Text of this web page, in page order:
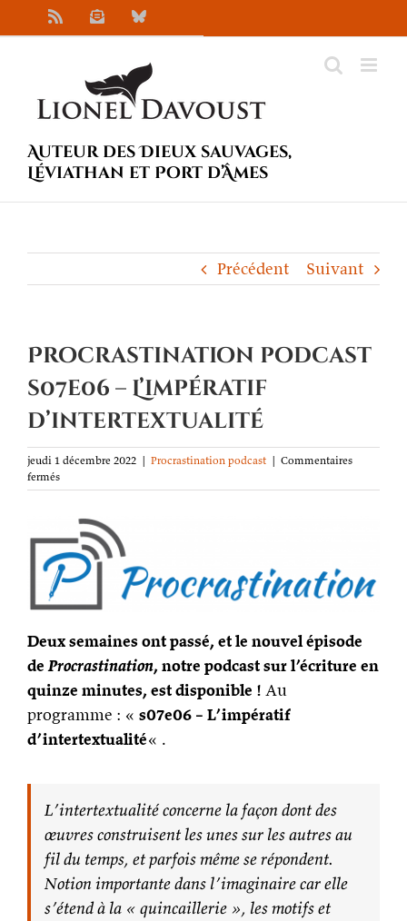
au
NewsletterBluesky
Auteur des Dieux sauvages,
Léviathan et Port d’Âmes
Précédent Suivant
Procrastination podcast
s07e06 – L’impératif
d’intertextualité
jeudi 1 décembre 2022 | Procrastination podcast | Commentaires
ferméssur
Procrastination
s07e06
–
L’impératif
d’intertextualité
Deux semaines ont passé, et le nouvel épisode
deProcrastination, notre podcast sur l’écriture en
quinze minutes, est disponible ! Au
programme : « s07e06 – L’impératif
d’intertextualité« .
L’intertextualité concerne la façon dont des
œuvres construisent les unes sur les autres au
fil du temps, et parfois même se répondent.
Notion importante dans l’imaginaire car elle
s’étend à la « quincaillerie », les motifs et